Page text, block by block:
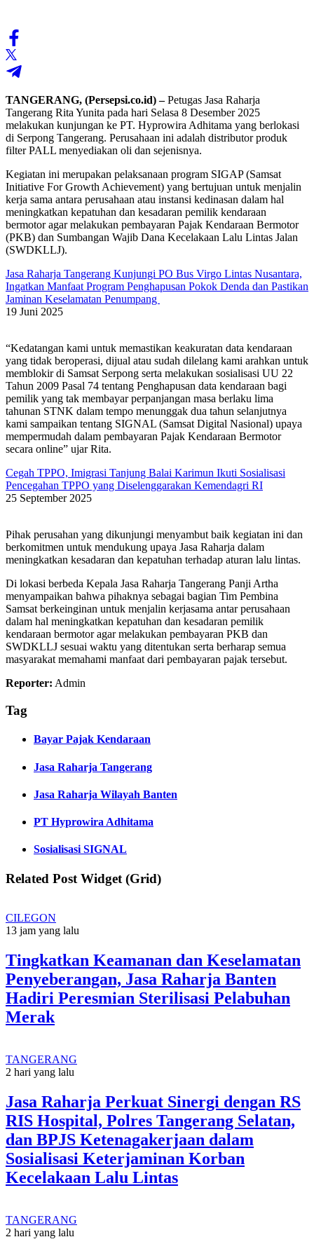
TANGERANG, (Persepsi.co.id) –Petugas Jasa Raharja
Tangerang Rita Yunita pada hari Selasa 8 Desember 2025
melakukan kunjungan ke PT. Hyprowira Adhitama yang berlokasi
di Serpong Tangerang. Perusahaan ini adalah distributor produk
filter PALL menyediakan oli dan sejenisnya.
Kegiatan ini merupakan pelaksanaan program SIGAP (Samsat
Initiative For Growth Achievement) yang bertujuan untuk menjalin
kerja sama antara perusahaan atau instansi kedinasan dalam hal
meningkatkan kepatuhan dan kesadaran pemilik kendaraan
bermotor agar melakukan pembayaran Pajak Kendaraan Bermotor
(PKB) dan Sumbangan Wajib Dana Kecelakaan Lalu Lintas Jalan
(SWDKLLJ).
Jasa Raharja Tangerang Kunjungi PO Bus Virgo Lintas Nusantara,
Ingatkan Manfaat Program Penghapusan Pokok Denda dan Pastikan
Jaminan Keselamatan Penumpang
19 Juni 2025
“Kedatangan kami untuk memastikan keakuratan data kendaraan
yang tidak beroperasi, dijual atau sudah dilelang kami arahkan untuk
memblokir di Samsat Serpong serta melakukan sosialisasi UU 22
Tahun 2009 Pasal 74 tentang Penghapusan data kendaraan bagi
pemilik yang tak membayar perpanjangan masa berlaku lima
tahunan STNK dalam tempo menunggak dua tahun selanjutnya
kami sampaikan tentang SIGNAL (Samsat Digital Nasional) upaya
mempermudah dalam pembayaran Pajak Kendaraan Bermotor
secara online” ujar Rita.
Cegah TPPO, Imigrasi Tanjung Balai Karimun Ikuti Sosialisasi
Pencegahan TPPO yang Diselenggarakan Kemendagri RI
25 September 2025
Pihak perusahan yang dikunjungi menyambut baik kegiatan ini dan
berkomitmen untuk mendukung upaya Jasa Raharja dalam
meningkatkan kesadaran dan kepatuhan terhadap aturan lalu lintas.
Di lokasi berbeda Kepala Jasa Raharja Tangerang Panji Artha
menyampaikan bahwa pihaknya sebagai bagian Tim Pembina
Samsat berkeinginan untuk menjalin kerjasama antar perusahaan
dalam hal meningkatkan kepatuhan dan kesadaran pemilik
kendaraan bermotor agar melakukan pembayaran PKB dan
SWDKLLJ sesuai waktu yang ditentukan serta berharap semua
masyarakat memahami manfaat dari pembayaran pajak tersebut.
Reporter: Admin
Tag
Bayar Pajak Kendaraan
Jasa Raharja Tangerang
Jasa Raharja Wilayah Banten
PT Hyprowira Adhitama
Sosialisasi SIGNAL
Related Post Widget (Grid)
CILEGON
13 jam yang lalu
Tingkatkan Keamanan dan Keselamatan
Penyeberangan, Jasa Raharja Banten
Hadiri Peresmian Sterilisasi Pelabuhan
Merak
TANGERANG
2 hari yang lalu
Jasa Raharja Perkuat Sinergi dengan RS
RIS Hospital, Polres Tangerang Selatan,
dan BPJS Ketenagakerjaan dalam
Sosialisasi Keterjaminan Korban
Kecelakaan Lalu Lintas
TANGERANG
2 hari yang lalu